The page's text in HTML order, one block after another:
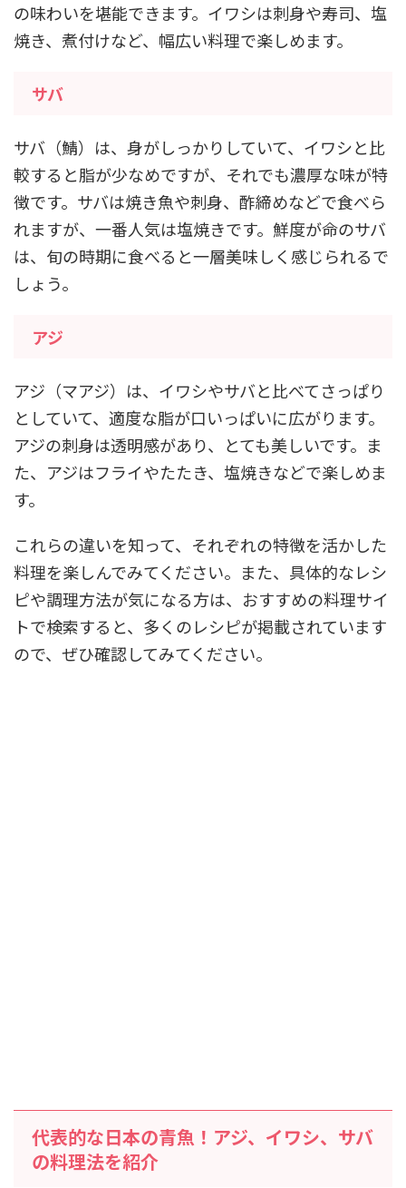
の味わいを堪能できます。イワシは刺身や寿司、塩
焼き、煮付けなど、幅広い料理で楽しめます。
サバ
サバ（鯖）は、身がしっかりしていて、イワシと比
較すると脂が少なめですが、それでも濃厚な味が特
徴です。サバは焼き魚や刺身、酢締めなどで食べら
れますが、一番人気は塩焼きです。鮮度が命のサバ
は、旬の時期に食べると一層美味しく感じられるで
しょう。
アジ
アジ（マアジ）は、イワシやサバと比べてさっぱり
としていて、適度な脂が口いっぱいに広がります。
アジの刺身は透明感があり、とても美しいです。ま
た、アジはフライやたたき、塩焼きなどで楽しめま
す。
これらの違いを知って、それぞれの特徴を活かした
料理を楽しんでみてください。また、具体的なレシ
ピや調理方法が気になる方は、おすすめの料理サイ
トで検索すると、多くのレシピが掲載されています
ので、ぜひ確認してみてください。
代表的な日本の青魚！アジ、イワシ、サバ
の料理法を紹介